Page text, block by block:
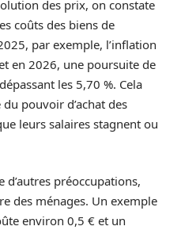
des prix, on constate
coûts des biens de
par exemple, l’inflation
en 2026, une poursuite de
les 5,70 %. Cela
pouvoir d’achat des
leurs salaires stagnent ou
d’autres préoccupations,
des ménages. Un exemple
environ 0,5 € et un